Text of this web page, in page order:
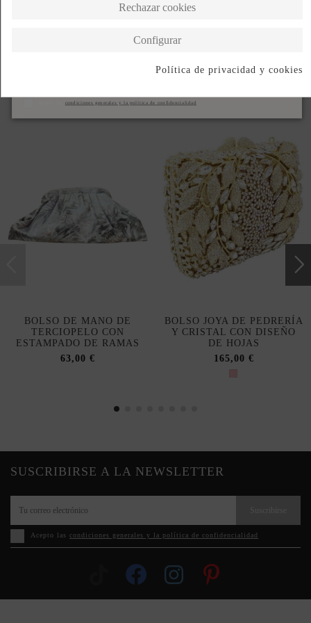
Productos en la misma categoría
BOLSO DE MANO DE
TERCIOPELO CON
ESTAMPADO DE RAMAS
63,00 €
BOLSO JOYA DE PEDRERÍA
Y CRISTAL CON DISEÑO
DE HOJAS
165,00 €
SUSCRIBIRSE A LA NEWSLETTER
Acepto las condiciones generales y la política de confidencialidad
condiciones generales y la política de confidencialidad
Rechazar cookies
Configurar
Política de privacidad y cookies